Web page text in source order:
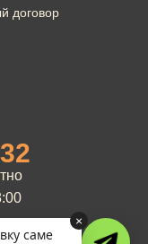
договор
саме
×